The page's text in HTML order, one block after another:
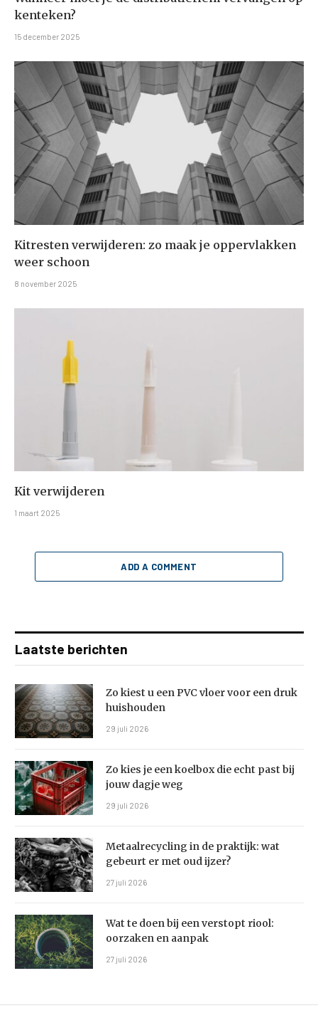
kenteken?
15 december 2025
Kitresten verwijderen: zo maak je oppervlakken
weer schoon
8 november 2025
Kit verwijderen
1 maart 2025
ADD A COMMENT
Laatste berichten
Zo kiest u een PVC vloer voor een druk
huishouden
29 juli 2026
Zo kies je een koelbox die echt past bij
jouw dagje weg
29 juli 2026
Metaalrecycling in de praktijk: wat
gebeurt er met oud ijzer?
27 juli 2026
Wat te doen bij een verstopt riool:
oorzaken en aanpak
27 juli 2026